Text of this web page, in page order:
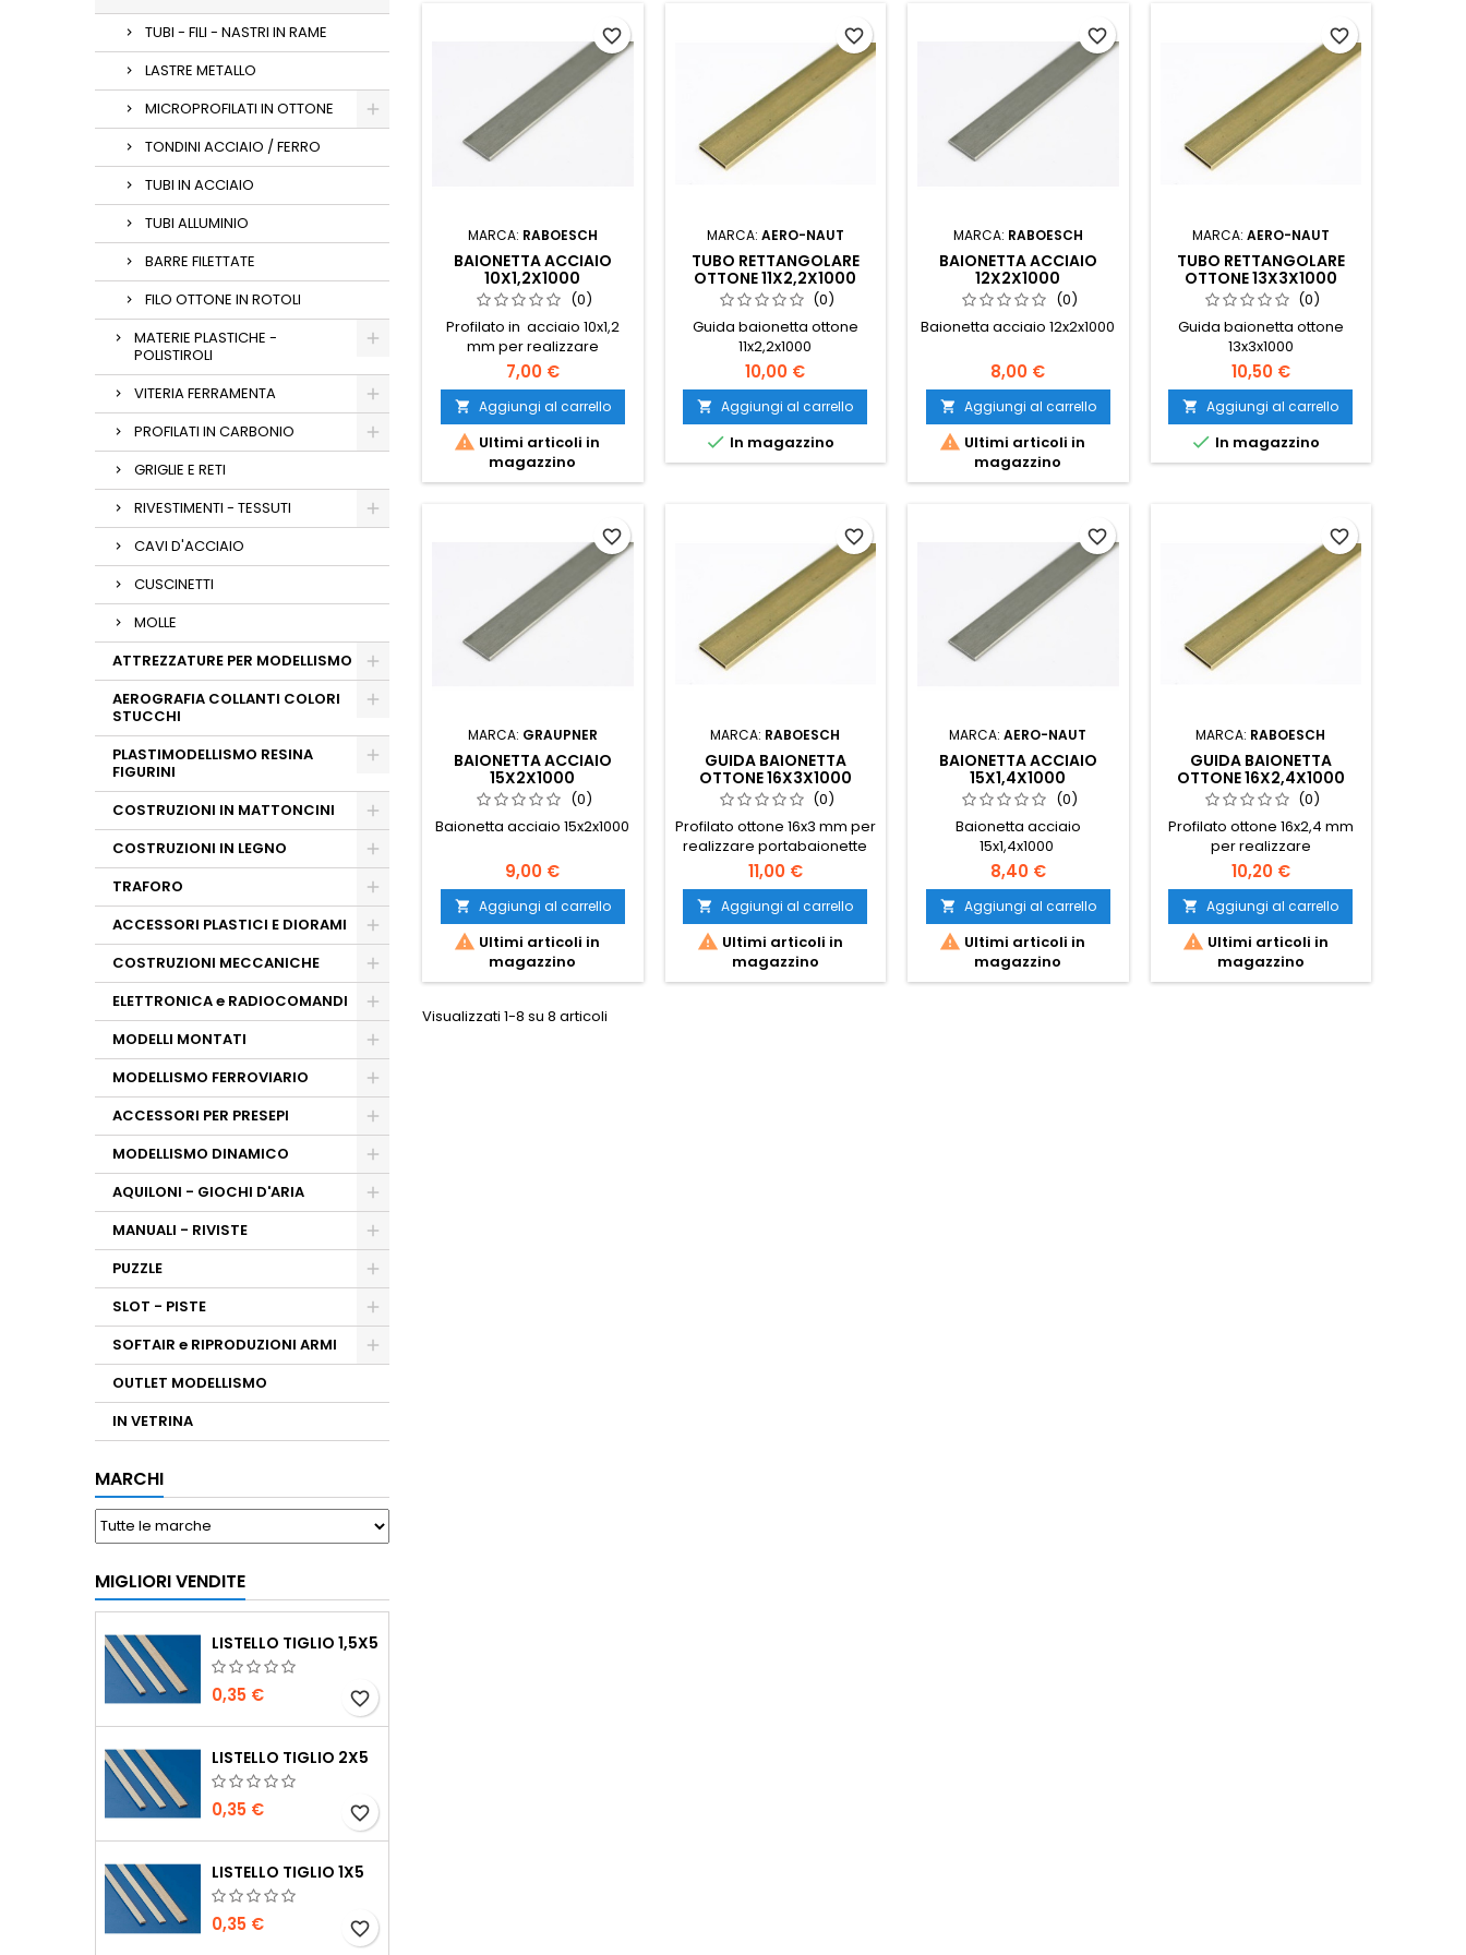
TUBI - FILI - NASTRI IN RAME
LASTRE METALLO
MICROPROFILATI IN OTTONE
TONDINI ACCIAIO / FERRO
TUBI IN ACCIAIO
TUBI ALLUMINIO
BARRE FILETTATE
FILO OTTONE IN ROTOLI
MATERIE PLASTICHE -
POLISTIROLI
VITERIA FERRAMENTA
PROFILATI IN CARBONIO
GRIGLIE E RETI
RIVESTIMENTI - TESSUTI
CAVI D'ACCIAIO
CUSCINETTI
MOLLE
ATTREZZATURE PER MODELLISMO
AEROGRAFIA COLLANTI COLORI
STUCCHI
PLASTIMODELLISMO RESINA
FIGURINI
COSTRUZIONI IN MATTONCINI
COSTRUZIONI IN LEGNO
TRAFORO
ACCESSORI PLASTICI E DIORAMI
COSTRUZIONI MECCANICHE
ELETTRONICA e RADIOCOMANDI
MODELLI MONTATI
MODELLISMO FERROVIARIO
ACCESSORI PER PRESEPI
MODELLISMO DINAMICO
AQUILONI - GIOCHI D'ARIA
MANUALI - RIVISTE
PUZZLE
SLOT - PISTE
SOFTAIR e RIPRODUZIONI ARMI
OUTLET MODELLISMO
IN VETRINA
MARCHI
MIGLIORI VENDITE
LISTELLO TIGLIO 1,5X5
0,35 € favorite_border
LISTELLO TIGLIO 2X5
0,35 € favorite_border
LISTELLO TIGLIO 1X5
0,35 € favorite_border
MARCA: RABOESCH
BAIONETTA ACCIAIO
10X1,2X1000
(0)
Profilato in acciaio 10x1,2
mm per realizzare
baionette alari degli alianti
7,00 €
 Aggiungi al carrello
 Ultimi articoli in
magazzino
favorite_border
MARCA: AERO-NAUT
TUBO RETTANGOLARE
OTTONE 11X2,2X1000
(0)
Guida baionetta ottone
11x2,2x1000
10,00 €
 Aggiungi al carrello
 In magazzino
favorite_border
MARCA: RABOESCH
BAIONETTA ACCIAIO
12X2X1000
(0)
Baionetta acciaio 12x2x1000
8,00 €
 Aggiungi al carrello
 Ultimi articoli in
magazzino
favorite_border
MARCA: AERO-NAUT
TUBO RETTANGOLARE
OTTONE 13X3X1000
(0)
Guida baionetta ottone
13x3x1000
10,50 €
 Aggiungi al carrello
 In magazzino
favorite_border
MARCA: GRAUPNER
BAIONETTA ACCIAIO
15X2X1000
(0)
Baionetta acciaio 15x2x1000
9,00 €
 Aggiungi al carrello
 Ultimi articoli in
magazzino
favorite_border
MARCA: RABOESCH
GUIDA BAIONETTA
OTTONE 16X3X1000
(0)
Profilato ottone 16x3 mm per
realizzare portabaionette
alari degli alianti
11,00 €
 Aggiungi al carrello
 Ultimi articoli in
magazzino
favorite_border
MARCA:AERO-NAUT
BAIONETTA ACCIAIO
15X1,4X1000
(0)
Baionetta acciaio
15x1,4x1000
8,40 €
 Aggiungi al carrello
 Ultimi articoli in
magazzino
favorite_border
MARCA: RABOESCH
GUIDA BAIONETTA
OTTONE 16X2,4X1000
(0)
Profilato ottone 16x2,4 mm
per realizzare
portabaionette alari degli
alianti
10,20 €
 Aggiungi al carrello
 Ultimi articoli in
magazzino
favorite_border
Visualizzati 1-8 su 8 articoli